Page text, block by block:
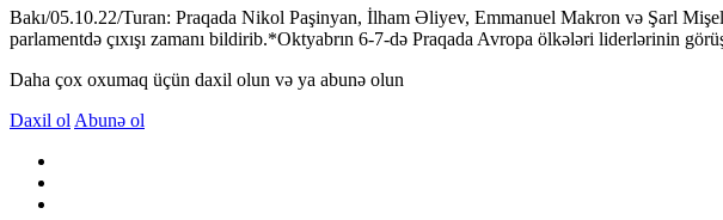
Bakı/05.10.22/Turan: Praqada Nikol Paşinyan, İlham Əliyev, Emmanuel Makron və Şarl
parlamentdə çıxışı zamanı bildirib.*Oktyabrın 6-7-də Praqada Avropa ölkələri liderlərinin
Daha çox oxumaq üçün daxil olun və ya abunə olun
Daxil ol Abunə ol